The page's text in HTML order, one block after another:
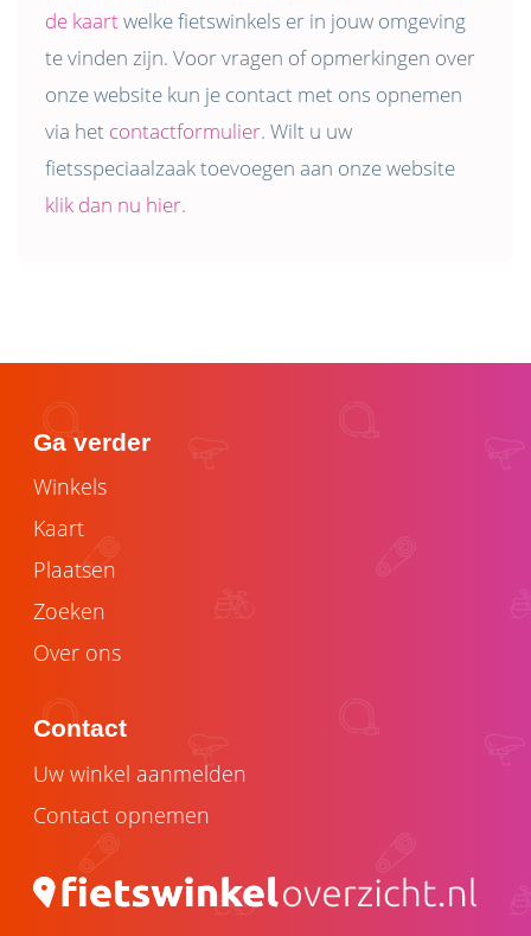
de kaartwelke fietswinkels er in jouw omgeving
te vinden zijn. Voor vragen of opmerkingen over
onze website kun je contact met ons opnemen
via het contactformulier. Wilt u uw
fietsspeciaalzaak toevoegen aan onze website
klik dan nu hier.
Ga verder
Winkels
Kaart
Plaatsen
Zoeken
Over ons
Contact
Uw winkel aanmelden
Contact opnemen